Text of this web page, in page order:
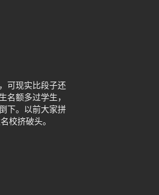
可现实比段子还
名额多过学生，
下。以前大家拼
校挤破头。